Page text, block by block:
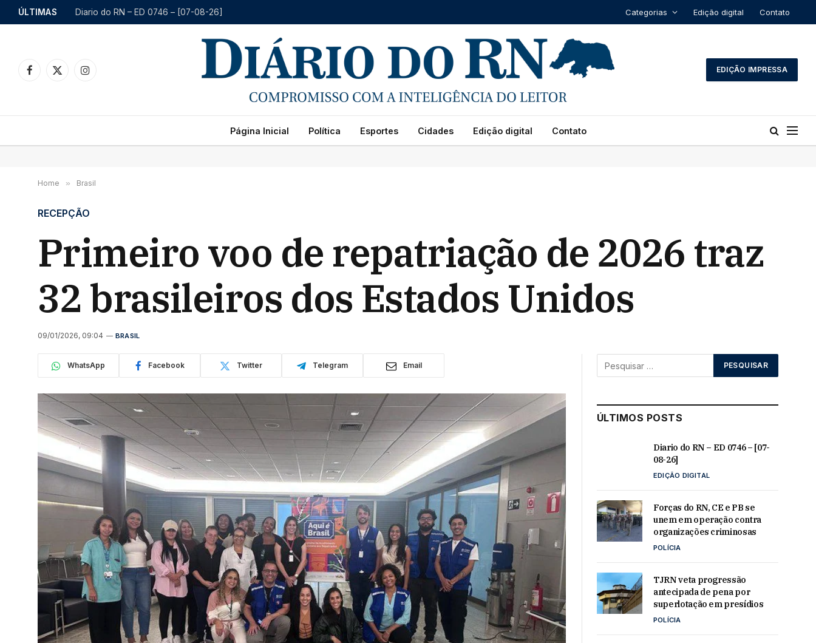
ÚLTIMAS Diario do RN – ED 0746 – [07-08-26] Categorias Edição digital Contato
Facebook
X
Instagram
EDIÇÃO IMPRESSA
Página Inicial Política Esportes Cidades Edição digital Contato
Home » Brasil
RECEPÇÃO
Primeiro voo de repatriação de 2026 traz
32 brasileiros dos Estados Unidos
09/01/2026, 09:04 BRASIL
WhatsApp Facebook Twitter Telegram Email
ÚLTIMOS POSTS
Diario do RN – ED 0746 – [07-
08-26]
EDIÇÃO DIGITAL
Forças do RN, CE e PB se
unem em operação contra
organizações criminosas
POLÍCIA
TJRN veta progressão
antecipada de pena por
superlotação em presídios
POLÍCIA